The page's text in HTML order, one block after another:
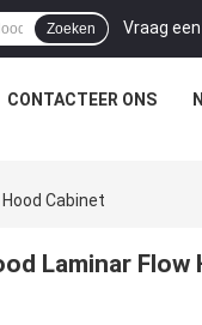
Vraag
Zoeken
CONTACTEER ONS
Cabinet
Laminar Flow